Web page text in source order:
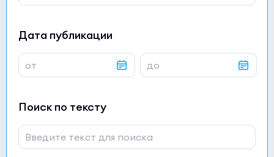
Дата публикации
Поиск по тексту